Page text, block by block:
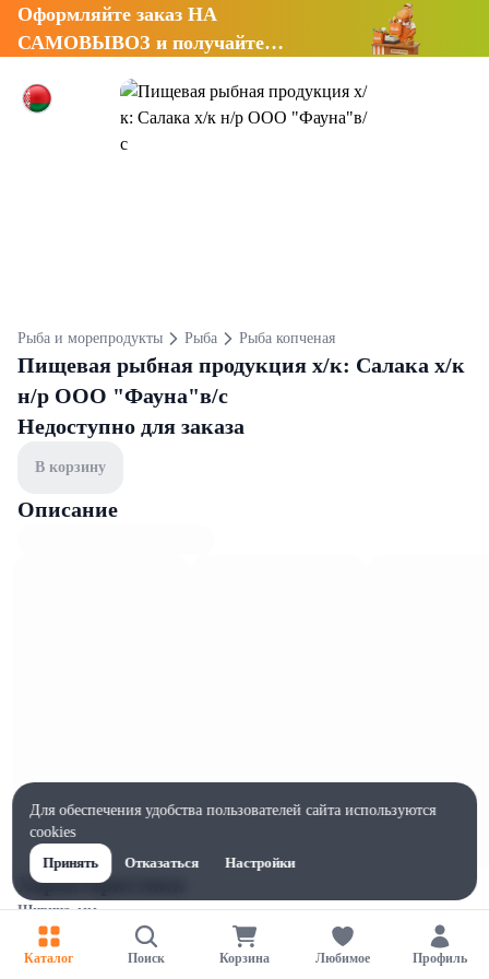
Оформляйте заказ НА
САМОВЫВОЗ и получайте
Рыба и морепродукты Рыба Рыба копченая
Пищевая рыбная продукция х/к: Салака х/к
н/р ООО "Фауна"в/с
Недоступно для заказа
В корзину
Описание
Характеристики
Ширина, мм
Высота, мм
Каталог Поиск Корзина Любимое Профиль
Для обеспечения удобства пользователей сайта используются
cookies
Принять
Отказаться Настройки